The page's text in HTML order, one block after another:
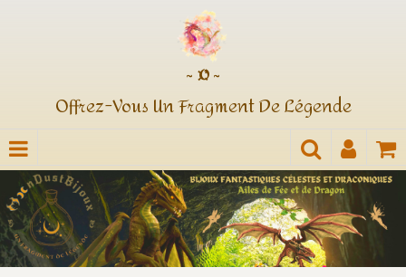
~ ¤ ~
Offrez-Vous Un Fragment De Légende